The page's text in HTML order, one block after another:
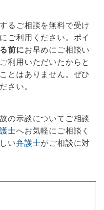
るご相談を無料で受け
ご利用ください。ポイ
前にお早めにご相談い
利用いただいたからと
とはありません。ぜひ
さい。
の示談についてご相談
士へお気軽にご相談く
い弁護士がご相談に対